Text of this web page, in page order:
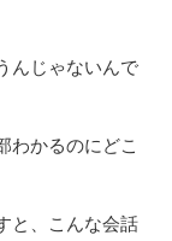
んじゃないんで
わかるのにどこ
と、こんな会話